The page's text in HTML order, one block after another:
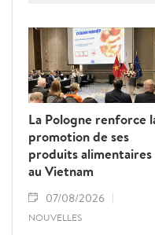
La Pologne renforce
promotion de ses
produits alimentaires
au Vietnam
07/08/2026
NOUVELLES